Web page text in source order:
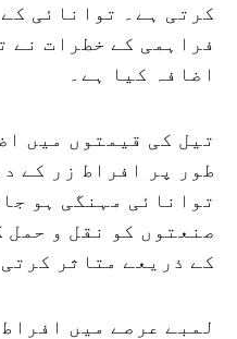
کرتی ہے۔ توانائی
فراہمی کے خطرات نے
اضافہ کیا ہے۔
تیل کی قیمتوں میں
طور پر افراط زر کے
توانائی مہنگی ہو
صنعتوں کو نقل و حمل
کے ذریعے متاثر کرتی
لمبے عرصے میں